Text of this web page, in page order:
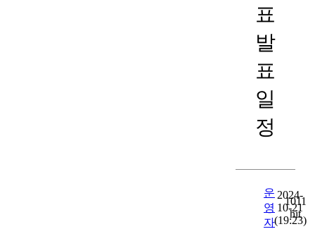
표
발
표
일
정
운
영
자
2024-
10-21
(19:23)
1011
hit